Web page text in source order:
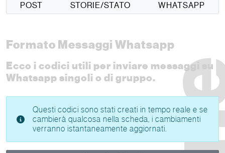
POST STORIE/STATO WHATSAPP
Formato Messaggi Whatsapp
Ecco i codici utili per inviare messaggi su
Whatsapp singoli o di gruppo.
Questi codici sono stati creati in tempo reale e se
cambierà qualcosa nella scheda, i cambiamenti
verranno istantaneamente aggiornati.